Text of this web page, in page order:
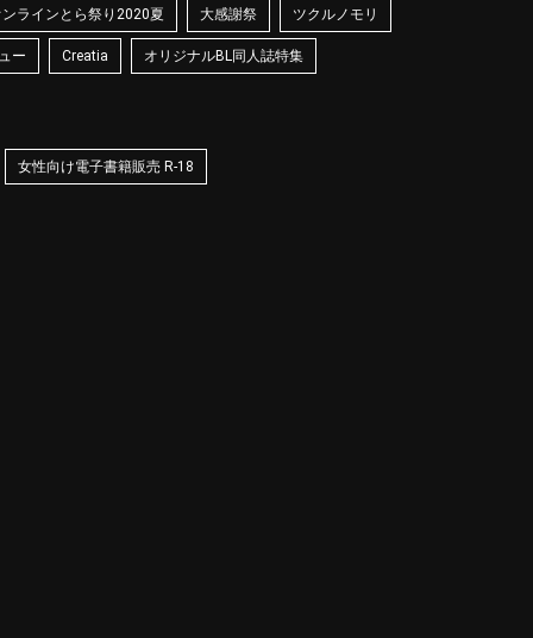
ラインとら祭り2020夏 大感謝祭 ツクルノモリ
ー Creatia オリジナルBL同人誌特集
女性向け電子書籍販売 R-18